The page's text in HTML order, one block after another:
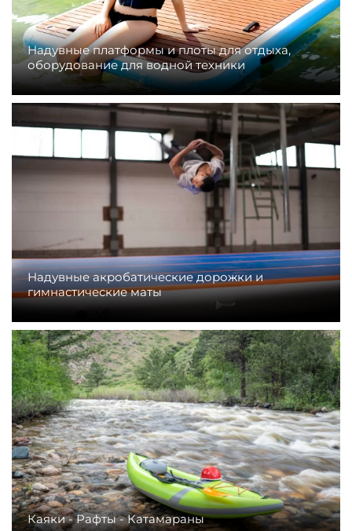
Надувные платформы и плоты для отдыха,
оборудование для водной техники
Надувные акробатические дорожки и
гимнастические маты
Каяки - Рафты - Катамараны